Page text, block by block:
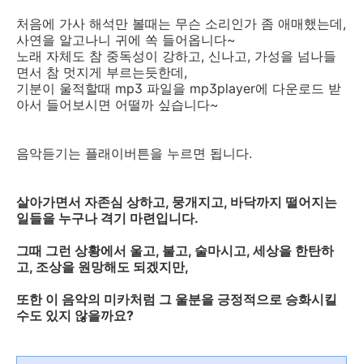
처음에 가사 해석만 볼때는 무슨 소리인가 좀 애매했는데,
사연을 알고나니 귀에 쏙 들어옵니다~
노래 자체도 참 중독성이 강하고, 신나고, 가성을 넘나들
면서 참 멋지게 부르는듯한데,
기분이 울적할때 mp3 파일을 mp3player에 다운로드 받
아서 들어보시면 어떨까 싶습니다~
음악듣기는 플래이버튼을 누르면 됩니다.
살아가면서 자존심 상하고, 뭉개지고, 바닥까지 떨어지는
일들을 누구나 격기 마련입니다.
그때 그런 상황에서 울고, 불고, 술마시고, 세상을 한탄하
고, 조상을 원망해도 되겠지만,
또한 이 음악의 미카처럼 그 울분을 긍정적으로 승화시킬
수도 있지 않을까요?